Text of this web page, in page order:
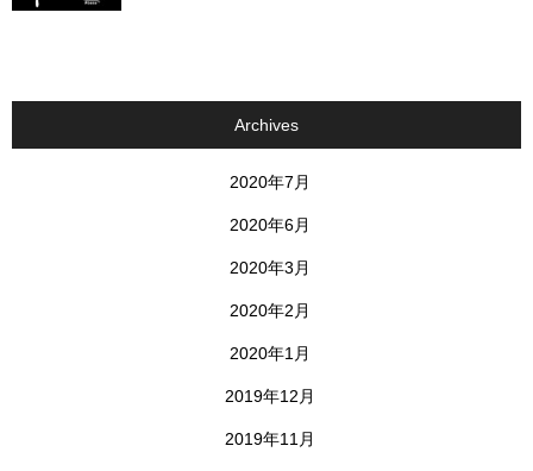
Archives
2020年7月
2020年6月
2020年3月
2020年2月
2020年1月
2019年12月
2019年11月